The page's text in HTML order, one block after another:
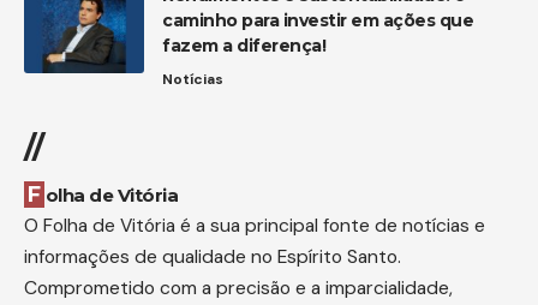
caminho para investir em ações que
fazem a diferença!
Notícias
//
Folha de Vitória
O Folha de Vitória é a sua principal fonte de notícias e
informações de qualidade no Espírito Santo.
Comprometido com a precisão e a imparcialidade,